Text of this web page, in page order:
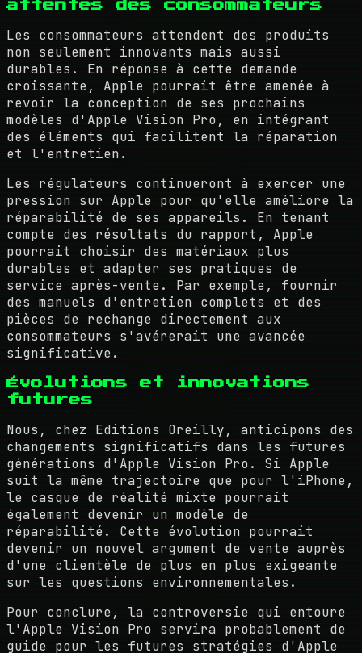
attentes des consommateurs
Les consommateurs attendent des produits
non seulement innovants mais aussi
durables. En réponse à cette demande
croissante, Apple pourrait être amenée à
revoir la conception de ses prochains
modèles d'Apple Vision Pro, en intégrant
des éléments qui facilitent la réparation
et l'entretien.
Les régulateurs continueront à exercer une
pression sur Apple pour qu'elle améliore la
réparabilité de ses appareils. En tenant
compte des résultats du rapport, Apple
pourrait choisir des matériaux plus
durables et adapter ses pratiques de
service après-vente. Par exemple, fournir
des manuels d'entretien complets et des
pièces de rechange directement aux
consommateurs s'avérerait une avancée
significative.
Évolutions et innovations
futures
Nous, chez Editions Oreilly, anticipons des
changements significatifs dans les futures
générations d'Apple Vision Pro. Si Apple
suit la même trajectoire que pour l'iPhone,
le casque de réalité mixte pourrait
également devenir un modèle de
réparabilité. Cette évolution pourrait
devenir un nouvel argument de vente auprès
d'une clientèle de plus en plus exigeante
sur les questions environnementales.
Pour conclure, la controversie qui entoure
l'Apple Vision Pro servira probablement de
guide pour les futures stratégies d'Apple